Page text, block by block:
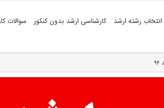
رشته ارشد کارشناسی ارشد بدون کنکور سوالات